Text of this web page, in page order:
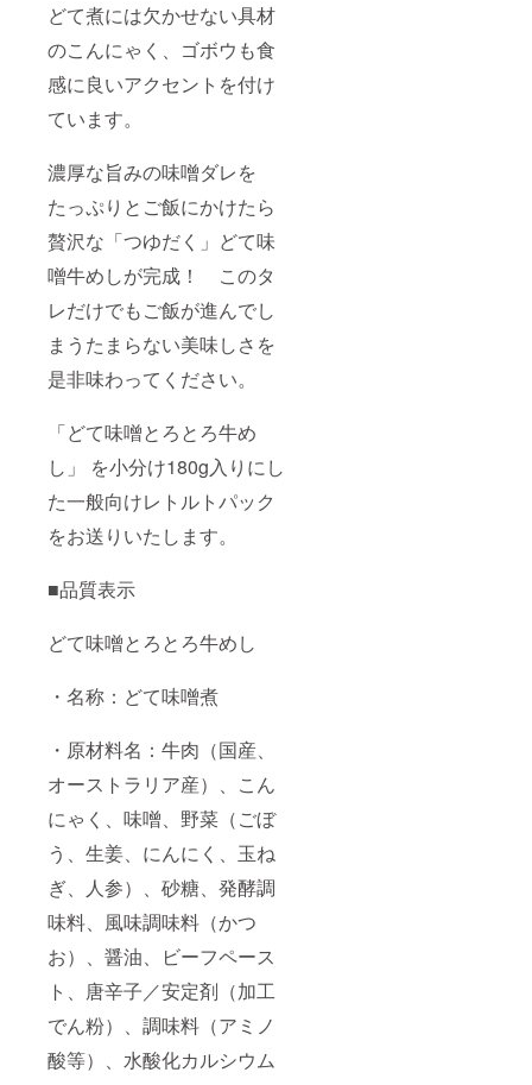
どて煮には欠かせない具材
のこんにゃく、ゴボウも食
感に良いアクセントを付け
ています。
濃厚な旨みの味噌ダレを
たっぷりとご飯にかけたら
贅沢な「つゆだく」どて味
噌牛めしが完成！ このタ
レだけでもご飯が進んでし
まうたまらない美味しさを
是非味わってください。
「どて味噌とろとろ牛め
し」 を小分け180g入りにし
た一般向けレトルトパック
をお送りいたします。
■品質表示
どて味噌とろとろ牛めし
・名称：どて味噌煮
・原材料名：牛肉（国産、
オーストラリア産）、こん
にゃく、味噌、野菜（ごぼ
う、生姜、にんにく、玉ね
ぎ、人参）、砂糖、発酵調
味料、風味調味料（かつ
お）、醤油、ビーフペース
ト、唐辛子／安定剤（加工
でん粉）、調味料（アミノ
酸等）、水酸化カルシウム